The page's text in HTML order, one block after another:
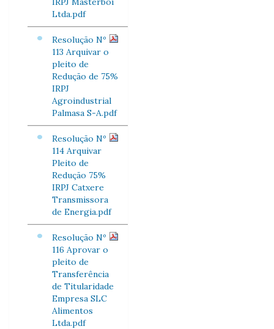
Ltda.pdf
Resolução Nº
113 Arquivar o
pleito de
Redução de 75%
IRPJ
Agroindustrial
Palmasa S-A.pdf
Resolução Nº
114 Arquivar
Pleito de
Redução 75%
IRPJ Catxere
Transmissora
de Energia.pdf
Resolução Nº
116 Aprovar o
pleito de
Transferência
de Titularidade
Empresa SLC
Alimentos
Ltda.pdf